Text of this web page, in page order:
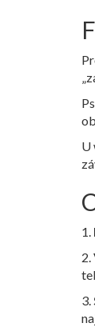
U
1.
2.
3.